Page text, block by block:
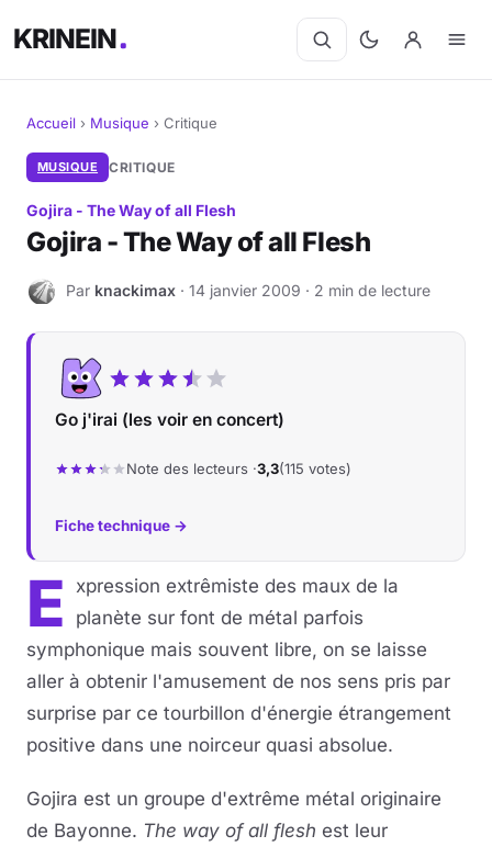
KRINEIN
Cinéma
Séries
Livres
Jeux vidéo
Musique
Sortir
Sciences & Tech
Accueil › Musique › Critique
MUSIQUE CRITIQUE
Gojira - The Way of all Flesh
Gojira - The Way of all Flesh
K Par knackimax · 14 janvier 2009 · 2 min de lecture
Go j'irai (les voir en concert)
Note des lecteurs ·3,3(115 votes)
Fiche technique →
E xpression extrêmiste des maux de la
planète sur font de métal parfois
symphonique mais souvent libre, on se laisse
aller à obtenir l'amusement de nos sens pris par
surprise par ce tourbillon d'énergie étrangement
positive dans une noirceur quasi absolue.
Gojira est un groupe d'extrême métal originaire
de Bayonne. The way of all flesh est leur